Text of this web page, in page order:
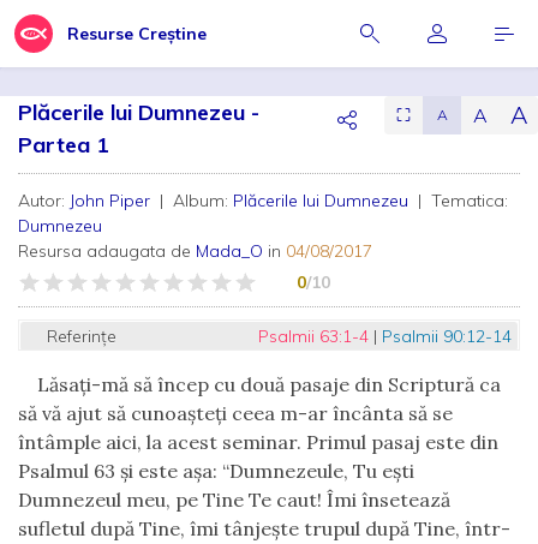
Resurse Creștine
Plăcerile lui Dumnezeu -
Partea 1
⛶ A A A
Autor: John Piper | Album: Plăcerile lui Dumnezeu | Tematica:
Dumnezeu
Resursa adaugata de Mada_O in 04/08/2017
0/10
Referințe Psalmii 63:1-4 | Psalmii 90:12-14
Lăsaţi-mă să încep cu două pasaje din Scriptură ca
să vă ajut să cunoaşteţi ceea m-ar încânta să se
întâmple aici, la acest seminar. Primul pasaj este din
Psalmul 63 şi este aşa: “Dumnezeule, Tu eşti
Dumnezeul meu, pe Tine Te caut! Îmi însetează
sufletul după Tine, îmi tânjeşte trupul după Tine, într-